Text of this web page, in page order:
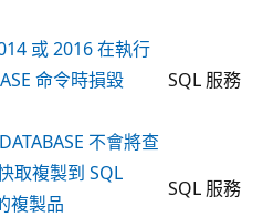
或 2016 在執行
命令時損毀
SQL 服務
不會將查
取複製到 SQL
複製品
SQL 服務